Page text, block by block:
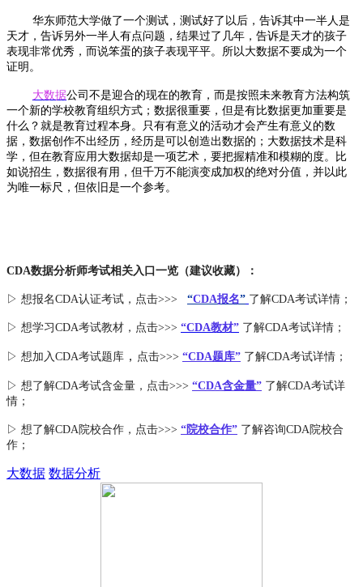
华东师范大学做了一个测试，测试好了以后，告诉其中一半人是
天才，告诉另外一半人有点问题，结果过了几年，告诉是天才的孩子
表现非常优秀，而说笨蛋的孩子表现平平。所以大数据不要成为一个
证明。
大数据公司不是迎合的现在的教育，而是按照未来教育方法构筑
一个新的学校教育组织方式；数据很重要，但是有比数据更加重要是
什么？就是教育过程本身。只有有意义的活动才会产生有意义的数
据，数据创作不出经历，经历是可以创造出数据的；大数据技术是科
学，但在教育应用大数据却是一项艺术，要把握精准和模糊的度。比
如说招生，数据很有用，但千万不能演变成加权的绝对分值，并以此
为唯一标尺，但依旧是一个参考。
CDA数据分析师考试相关入口一览（建议收藏）：
▷ 想报名CDA认证考试，点击>>> “CDA报名” 了解CDA考试详情；
▷ 想学习CDA考试教材，点击>>> “CDA教材” 了解CDA考试详情；
▷ 想加入CDA考试题库 ， 点击>>> “CDA题库” 了解CDA考试详情；
▷ 想了解CDA考试含金量 ，点击>>> “CDA含金量” 了解CDA考试详
情；
▷ 想了解CDA院校合作 ，点击>>> “院校合作” 了解咨询CDA院校合
作；
大数据 数据分析